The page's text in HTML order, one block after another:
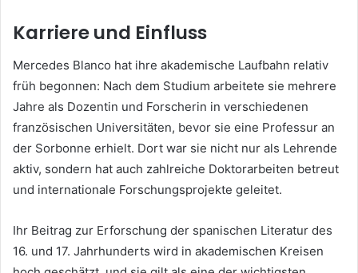
Karriere und Einfluss
Mercedes Blanco hat ihre akademische Laufbahn relativ
früh begonnen: Nach dem Studium arbeitete sie mehrere
Jahre als Dozentin und Forscherin in verschiedenen
französischen Universitäten, bevor sie eine Professur an
der Sorbonne erhielt. Dort war sie nicht nur als Lehrende
aktiv, sondern hat auch zahlreiche Doktorarbeiten betreut
und internationale Forschungsprojekte geleitet.
Ihr Beitrag zur Erforschung der spanischen Literatur des
16. und 17. Jahrhunderts wird in akademischen Kreisen